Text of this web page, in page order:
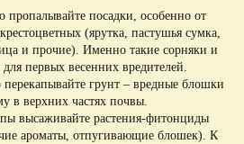
пропалывайте посадки, особенно от
(ярутка, пастушья сумка,
и прочие). Именно такие сорняки и
первых весенних вредителей.
грунт – вредные блошки
в верхних частях почвы.
высаживайте растения-фитонциды
ароматы, отпугивающие блошек). К